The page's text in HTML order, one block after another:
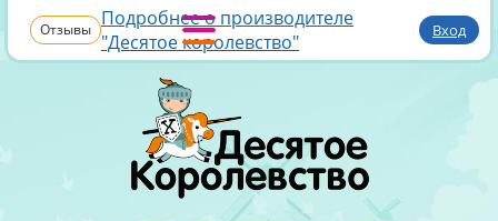
Отзывы Подробнее о производителе
"Десятое королевство"
Вход